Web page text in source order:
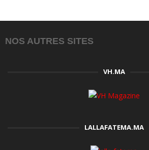
NOS AUTRES SITES
VH.MA
LALLAFATEMA.MA